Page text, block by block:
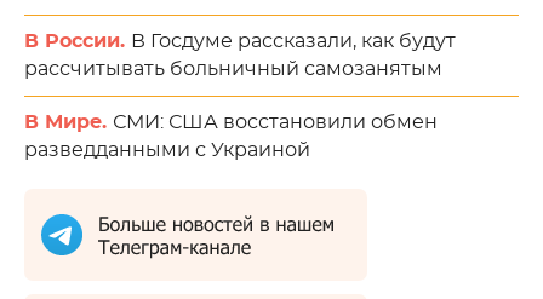
В России. В Госдуме рассказали, как будут
рассчитывать больничный самозанятым
В Мире. СМИ: США восстановили обмен
разведданными с Украиной